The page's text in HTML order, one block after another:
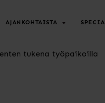
AJANKOHTAISTA SPECIA
tukena työpaikoilla